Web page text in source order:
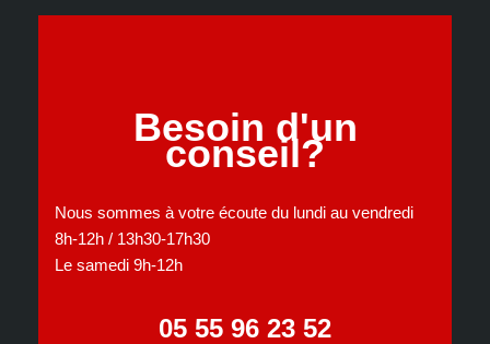
Besoin d'un
conseil?
Nous sommes à votre écoute du lundi au vendredi
8h-12h / 13h30-17h30
Le samedi 9h-12h
05 55 96 23 52